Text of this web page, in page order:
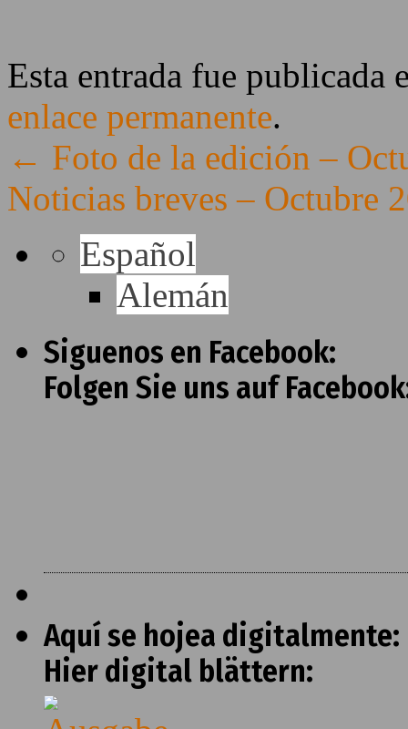
Esta entrada fue publicada
enlace permanente.
← Foto de la edición –
Noticias breves – Octubre
Español
Alemán
Siguenos en Facebook:
Folgen Sie uns auf
Aquí se hojea digitalmente:
Hier digital blättern: